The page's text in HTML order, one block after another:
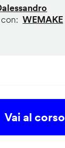
WEMAKE
Vai al corso